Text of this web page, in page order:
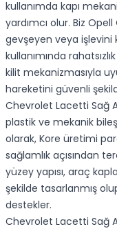
kullanımda kapı
yardımcı olur. Biz
gevşeyen veya işlevini
kullanımında
kilit mekanizmasıyla
hareketini güvenli
Chevrolet Lacetti Sağ
plastik ve mekanik
olarak, Kore üretimi
sağlamlık açısından
yüzey yapısı, araç
şekilde tasarlanmış
destekler.
Chevrolet Lacetti Sağ